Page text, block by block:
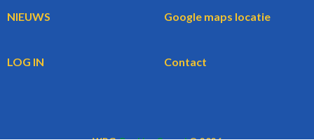
NIEUWS Google maps locatie
LOG IN Contact